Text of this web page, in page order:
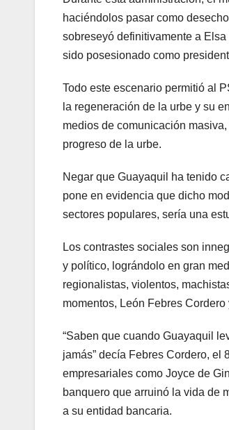
haciéndolos pasar como
sobreseyó definitivamente a
sido posesionado como
Todo este escenario permitió al
la regeneración de la urbe y su
medios de comunicación
progreso de la urbe.
Negar que Guayaquil ha tenido
pone en evidencia que dicho
sectores populares, sería una
Los contrastes sociales son
y político, lográndolo en gran
regionalistas, violentos,
momentos, León Febres Cordero
“Saben que cuando Guayaquil
jamás” decía Febres Cordero, el
empresariales como Joyce de
banquero que arruinó la vida de
a su entidad bancaria.